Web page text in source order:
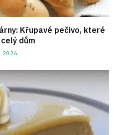
Křupavé pečivo, které
dům
2026